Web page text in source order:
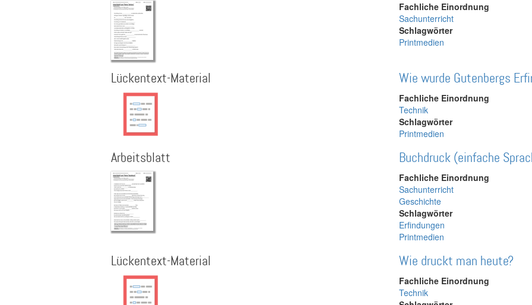
Fachliche Einordnung
Sachunterricht
Schlagwörter
Printmedien
Lückentext-Material Wie wurde Gutenbergs
Fachliche Einordnung
Technik
Schlagwörter
Printmedien
Arbeitsblatt Buchdruck (einfache
Fachliche Einordnung
Sachunterricht
Geschichte
Schlagwörter
Erfindungen
Printmedien
Lückentext-Material Wie druckt man heute?
Fachliche Einordnung
Technik